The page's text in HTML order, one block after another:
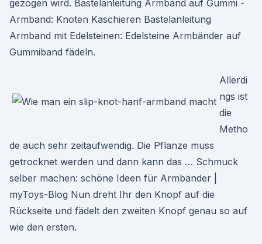
gezogen wird. Bastelanleitung Armband auf Gummi -
Armband: Knoten Kaschieren Bastelanleitung
Armband mit Edelsteinen: Edelsteine Armbänder auf
Gummiband fädeln.
Allerdi
ngs ist
die
Metho
de auch sehr zeitaufwendig. Die Pflanze muss
getrocknet werden und dann kann das … Schmuck
selber machen: schöne Ideen für Armbänder |
myToys-Blog Nun dreht Ihr den Knopf auf die
Rückseite und fädelt den zweiten Knopf genau so auf
wie den ersten.